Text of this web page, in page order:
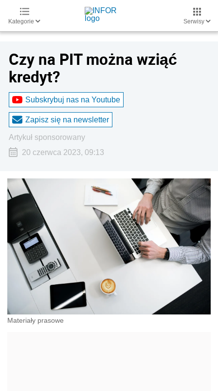
Kategorie Serwisy
Czy na PIT można wziąć
kredyt?
Subskrybuj nas na Youtube
Zapisz się na newsletter
artykuł sponsorowany
20 czerwca 2023, 09:13
Materiały prasowe